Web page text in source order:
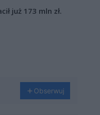
już 173 mln zł.
Obserwuj